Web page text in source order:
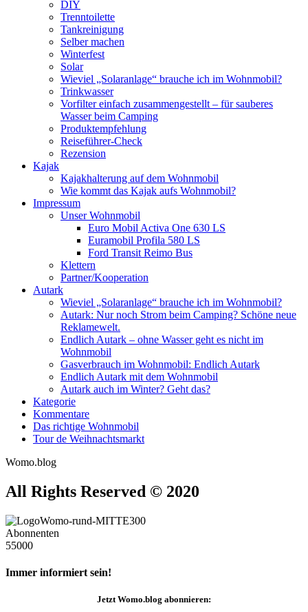
DIY
Trenntoilette
Tankreinigung
Selber machen
Winterfest
Solar
Wieviel „Solaranlage“ brauche ich im Wohnmobil?
Trinkwasser
Vorfilter einfach zusammengestellt – für sauberes
Wasser beim Camping
Produktempfehlung
Reiseführer-Check
Rezension
Kajak
Kajakhalterung auf dem Wohnmobil
Wie kommt das Kajak aufs Wohnmobil?
Impressum
Unser Wohnmobil
Euro Mobil Activa One 630 LS
Euramobil Profila 580 LS
Ford Transit Reimo Bus
Klettern
Partner/Kooperation
Autark
Wieviel „Solaranlage“ brauche ich im Wohnmobil?
Autark: Nur noch Strom beim Camping? Schöne neue
Reklamewelt.
Endlich Autark – ohne Wasser geht es nicht im
Wohnmobil
Gasverbrauch im Wohnmobil: Endlich Autark
Endlich Autark mit dem Wohnmobil
Autark auch im Winter? Geht das?
Kategorie
Kommentare
Das richtige Wohnmobil
Tour de Weihnachtsmarkt
Womo.blog
All Rights Reserved © 2020
Abonnenten
55000
Immer informiert sein!
JetztWomo.blog abonnieren: